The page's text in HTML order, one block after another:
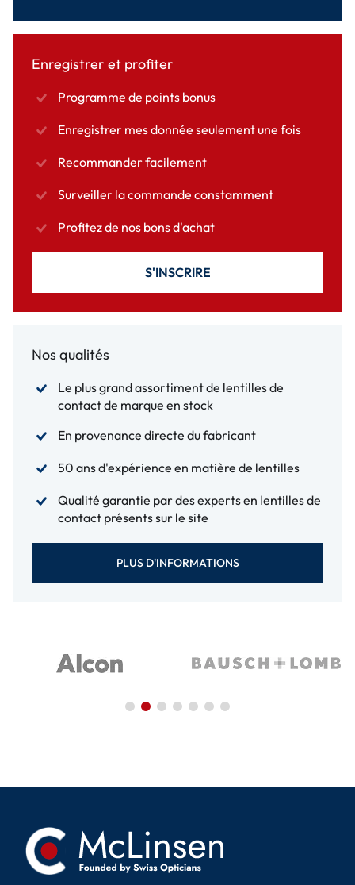
Enregistrer et profiter
Programme de points bonus
Enregistrer mes donnée seulement une fois
Recommander facilement
Surveiller la commande constamment
Profitez de nos bons d'achat
S'INSCRIRE
Nos qualités
Le plus grand assortiment de lentilles de
contact de marque en stock
En provenance directe du fabricant
50 ans d'expérience en matière de lentilles
Qualité garantie par des experts en lentilles de
contact présents sur le site
PLUS D'INFORMATIONS